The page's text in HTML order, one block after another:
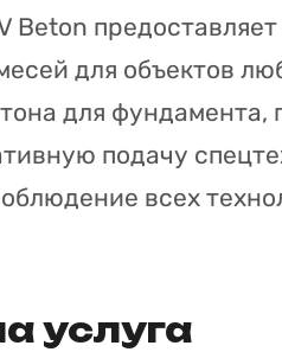
Beton
для объектов
для
подачу
всех
услуга